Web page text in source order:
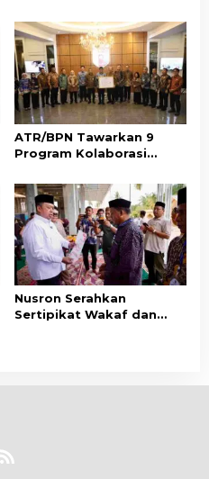
Kepastian Hukum Aset
Umat
ATR/BPN Tawarkan 9
Program Kolaborasi
untuk Perkuat Layanan
Pertanahan
Nusron Serahkan
Sertipikat Wakaf dan